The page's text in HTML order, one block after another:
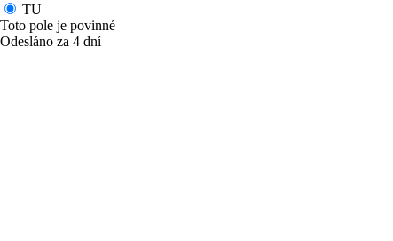
TU
Toto pole je povinné
Odesláno za 4 dní